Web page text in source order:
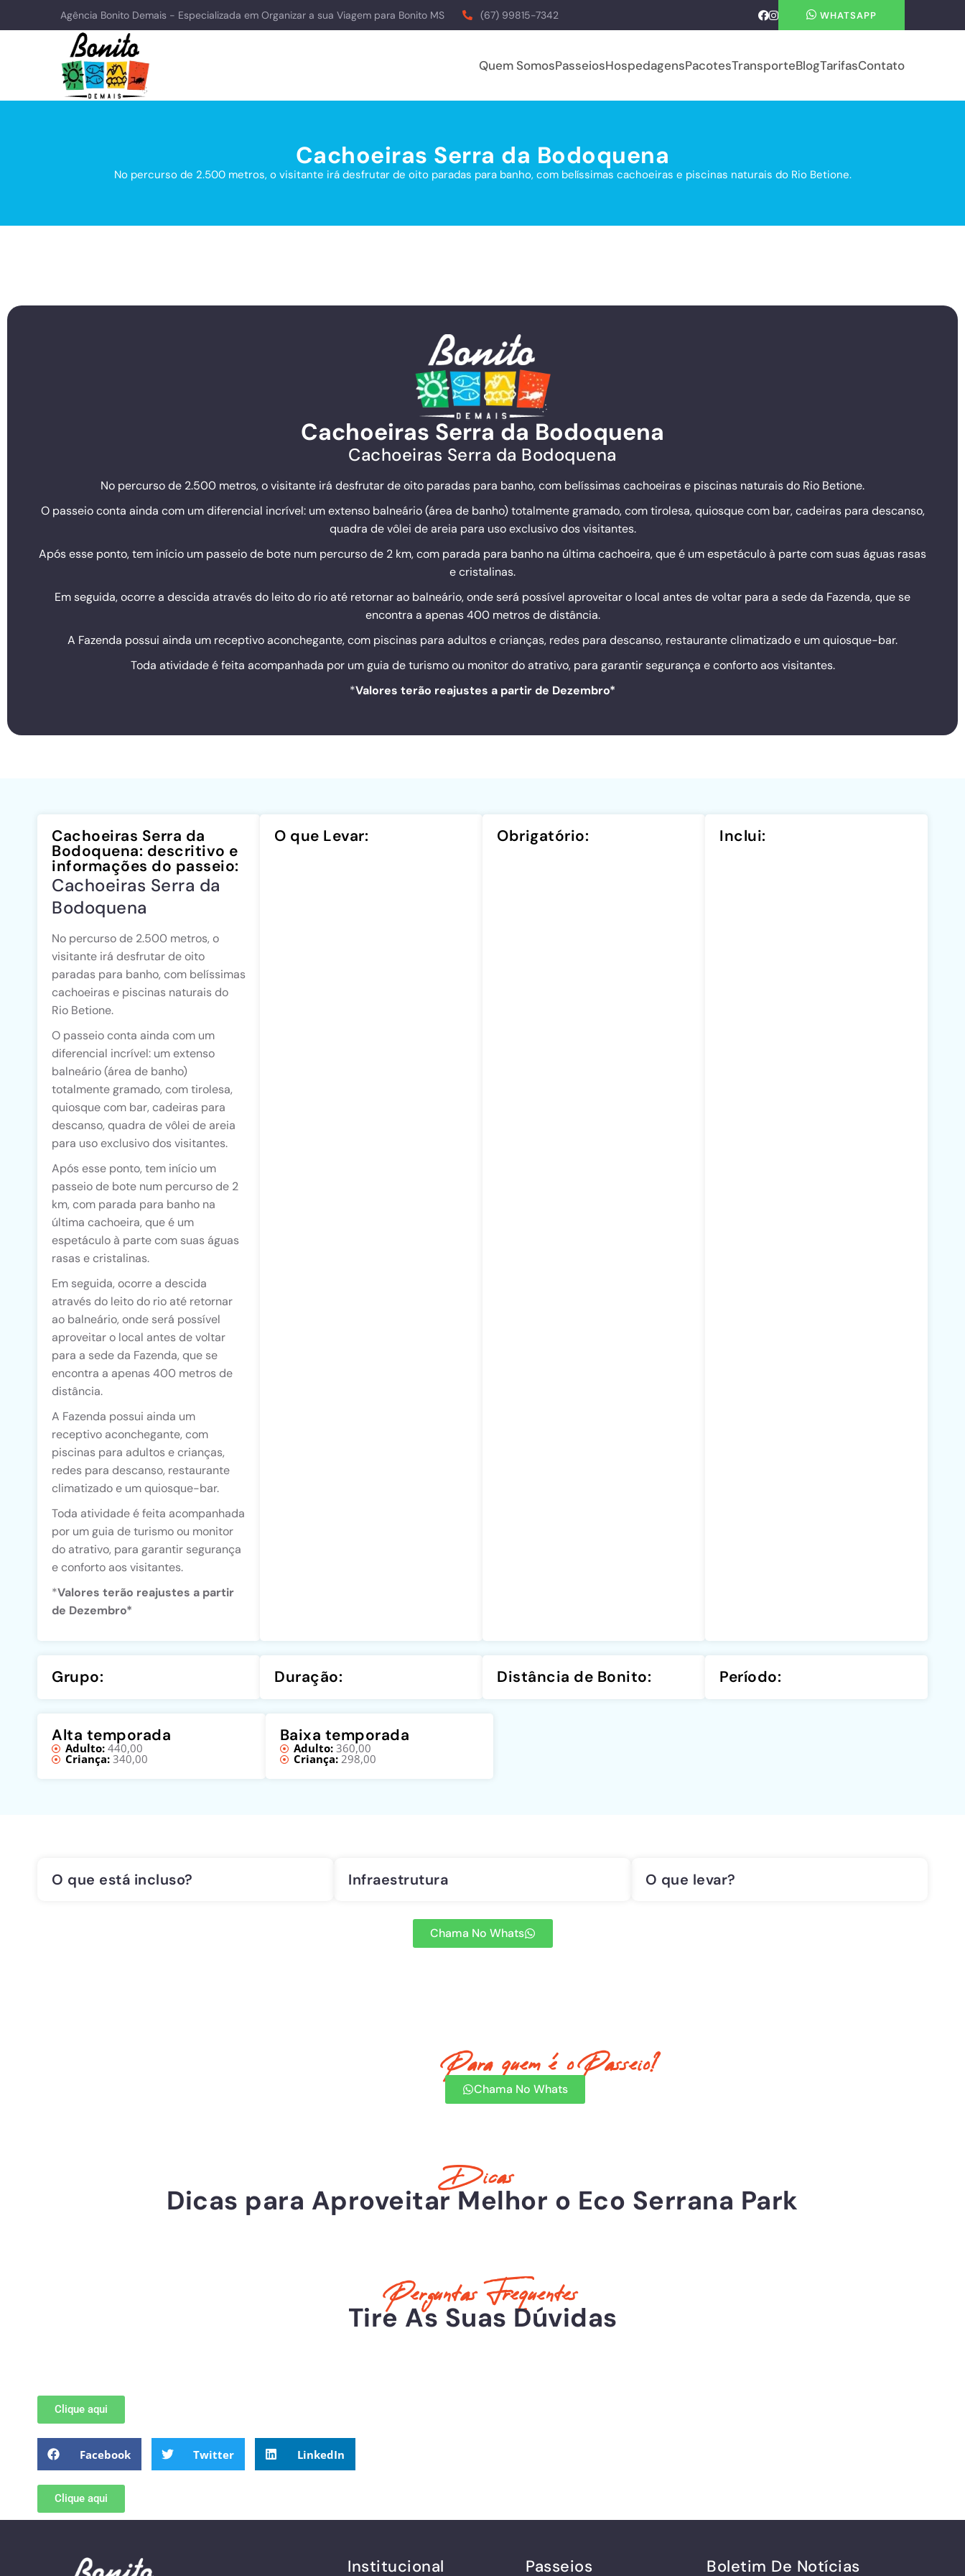
Agência Bonito Demais - Especializada em Organizar a sua Viagem para Bonito MS (67) 99815-7342 WHATSAPP
Quem SomosPasseiosHospedagensPacotesTransporteBlogTarifasContato
Cachoeiras Serra da Bodoquena
No percurso de 2.500 metros, o visitante irá desfrutar de oito paradas para banho, com belíssimas cachoeiras e piscinas naturais do Rio Betione.
Cachoeiras Serra da Bodoquena
Cachoeiras Serra da Bodoquena
No percurso de 2.500 metros, o visitante irá desfrutar de oito paradas para banho, com belíssimas cachoeiras e piscinas naturais do Rio Betione.
O passeio conta ainda com um diferencial incrível: um extenso balneário (área de banho) totalmente gramado, com tirolesa, quiosque com bar, cadeiras para descanso,
quadra de vôlei de areia para uso exclusivo dos visitantes.
Após esse ponto, tem início um passeio de bote num percurso de 2 km, com parada para banho na última cachoeira, que é um espetáculo à parte com suas águas rasas
e cristalinas.
Em seguida, ocorre a descida através do leito do rio até retornar ao balneário, onde será possível aproveitar o local antes de voltar para a sede da Fazenda, que se
encontra a apenas 400 metros de distância.
A Fazenda possui ainda um receptivo aconchegante, com piscinas para adultos e crianças, redes para descanso, restaurante climatizado e um quiosque-bar.
Toda atividade é feita acompanhada por um guia de turismo ou monitor do atrativo, para garantir segurança e conforto aos visitantes.
*Valores terão reajustes a partir de Dezembro*
Cachoeiras Serra da
Bodoquena: descritivo e
informações do passeio:
Cachoeiras Serra da
Bodoquena
No percurso de 2.500 metros, o
visitante irá desfrutar de oito
paradas para banho, com belíssimas
cachoeiras e piscinas naturais do
Rio Betione.
O passeio conta ainda com um
diferencial incrível: um extenso
balneário (área de banho)
totalmente gramado, com tirolesa,
quiosque com bar, cadeiras para
descanso, quadra de vôlei de areia
para uso exclusivo dos visitantes.
Após esse ponto, tem início um
passeio de bote num percurso de 2
km, com parada para banho na
última cachoeira, que é um
espetáculo à parte com suas águas
rasas e cristalinas.
Em seguida, ocorre a descida
através do leito do rio até retornar
ao balneário, onde será possível
aproveitar o local antes de voltar
para a sede da Fazenda, que se
encontra a apenas 400 metros de
distância.
A Fazenda possui ainda um
receptivo aconchegante, com
piscinas para adultos e crianças,
redes para descanso, restaurante
climatizado e um quiosque-bar.
Toda atividade é feita acompanhada
por um guia de turismo ou monitor
do atrativo, para garantir segurança
e conforto aos visitantes.
*Valores terão reajustes a partir
de Dezembro*
O que Levar: Obrigatório: Inclui:
Grupo: Duração: Distância de Bonito: Período:
Alta temporada
Adulto: 440,00
Criança: 340,00
Baixa temporada
Adulto:360,00
Criança:298,00
O que está incluso? Infraestrutura O que levar?
Chama No Whats
Para quem é o Passeio?
Chama No Whats
Dicas
Dicas para Aproveitar Melhor o Eco Serrana Park
Perguntas Frequentes
Tire As Suas Dúvidas
Clique aqui
Facebook Twitter LinkedIn
Clique aqui
Institucional Passeios Boletim De Notícias